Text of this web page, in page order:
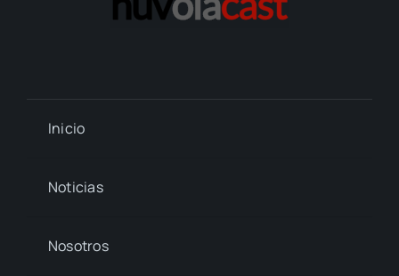
Inicio
Noticias
Nosotros